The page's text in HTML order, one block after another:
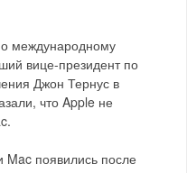
международному
вице-президент по
Джон Тернус в
что Apple не
появились после